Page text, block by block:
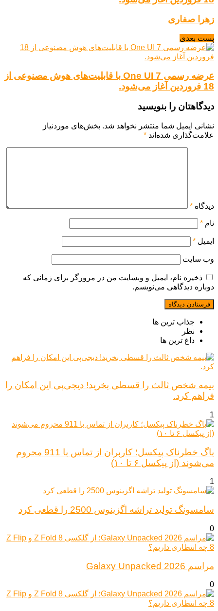
زهرا صفاری
پست بعدی
عرضه رسمی One UI 7 با قابلیت‌های هوش مصنوعی از
18 فروردین آغاز می‌شود.
دیدگاهتان را بنویسید
نشانی ایمیل شما منتشر نخواهد شد. بخش‌های موردنیاز
علامت‌گذاری شده‌اند *
دیدگاه *
نام *
ایمیل *
وب‌ سایت
ذخیره نام، ایمیل و وبسایت من در مرورگر برای زمانی که
دوباره دیدگاهی می‌نویسم.
جذاب ترین ها
نظر
داغ ترین ها
بیمه شخص ثالث را قسطی بخرید! دیجی‌پی این امکان را
فراهم کرد.
1
باگ خطرناک پیکسل؛ کاربران از تماس با 911 محروم
می‌شوند (از پیکسل ۶ تا ۱۰)
1
سامسونگ تولید تراشه اگزینوس 2500 را قطعی کرد
0
مراسم Galaxy Unpacked 2026
0